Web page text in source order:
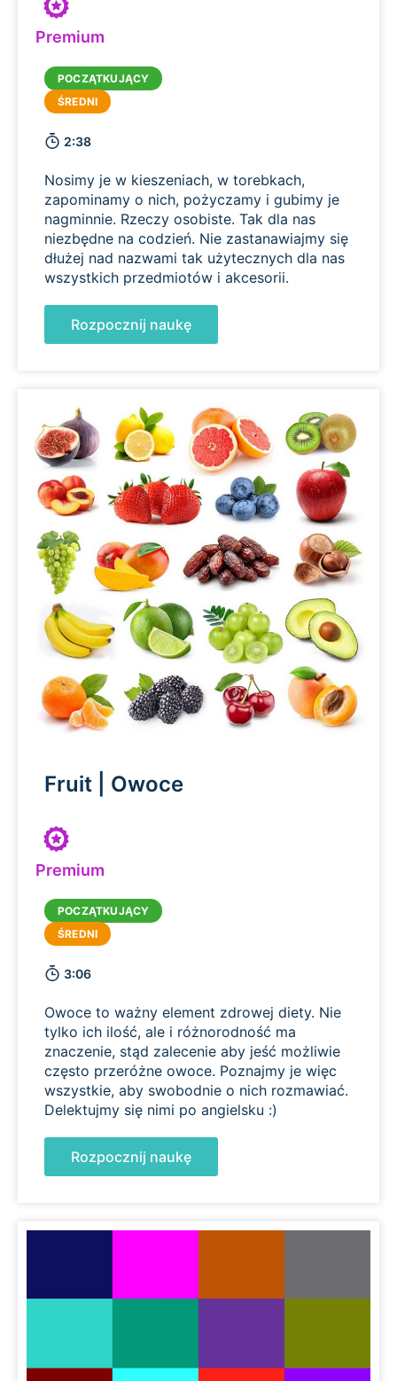
Premium
2:38
Nosimy je w kieszeniach, w torebkach,
zapominamy o nich, pożyczamy i gubimy je
nagminnie. Rzeczy osobiste. Tak dla nas
niezbędne na codzień. Nie zastanawiajmy się
dłużej nad nazwami tak użytecznych dla nas
wszystkich przedmiotów i akcesorii.
Rozpocznij naukę
Fruit | Owoce
Premium
3:06
Owoce to ważny element zdrowej diety. Nie
tylko ich ilość, ale i różnorodność ma
znaczenie, stąd zalecenie aby jeść możliwie
często przeróżne owoce. Poznajmy je więc
wszystkie, aby swobodnie o nich rozmawiać.
Delektujmy się nimi po angielsku :)
Rozpocznij naukę